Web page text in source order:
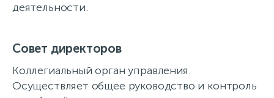
деятельности.
Совет директоров
Коллегиальный орган управления.
Осуществляет общее руководство и контроль